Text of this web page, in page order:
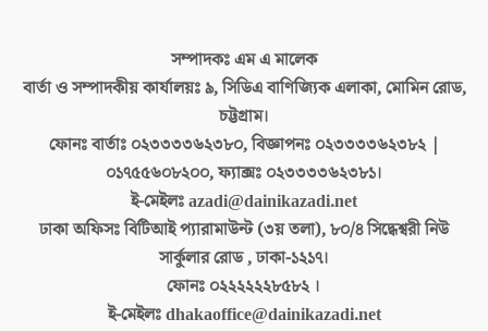
সম্পাদকঃএম এ মালেক
বার্তা ও সম্পাদকীয় কার্যালয়ঃ৯, সিডিএ বাণিজ্যিক এলাকা, মোমিন রোড,
চট্টগ্রাম।
ফোনঃ বার্তাঃ ০২৩৩৩৩৬২৩৮০, বিজ্ঞাপনঃ ০২৩৩৩৩৬২৩৮২ |
০১৭৫৫৬০৮২০০, ফ্যাক্সঃ ০২৩৩৩৩৬২৩৮১।
ই-মেইলঃazadi@dainikazadi.net
ঢাকা অফিসঃবিটিআই প্যারামাউন্ট (৩য় তলা), ৮০/৪ সিদ্ধেশ্বরী নিউ
সার্কুলার রোড , ঢাকা-১২১৭।
ফোনঃ ০২২২২২২৮৫৮২ ।
ই-মেইলঃdhakaoffice@dainikazadi.net